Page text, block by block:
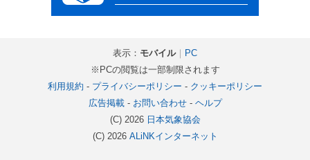
表示： モバイル｜
PC
※PCの閲覧は一部制限されます
利用規約 - プライバシーポリシー - クッキーポリシー
広告掲載- お問い合わせ- ヘルプ
(C) 2026 日本気象協会
(C) 2026 ALiNKインターネット